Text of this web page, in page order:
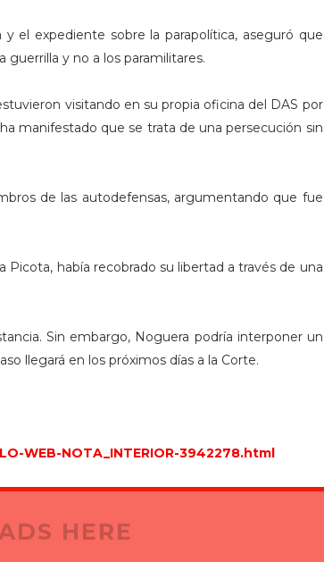
el expediente sobre la parapolítica, aseguró que
y no a los paramilitares.
visitando en su propia oficina del DAS por
manifestado que se trata de una persecución sin
de las autodefensas, argumentando que fue
había recobrado su libertad a través de una
Sin embargo, Noguera podría interponer un
llegará en los próximos días a la Corte.
WEB-NOTA_INTERIOR-3942278.html
HERE